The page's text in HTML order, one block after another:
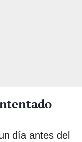
día antes del